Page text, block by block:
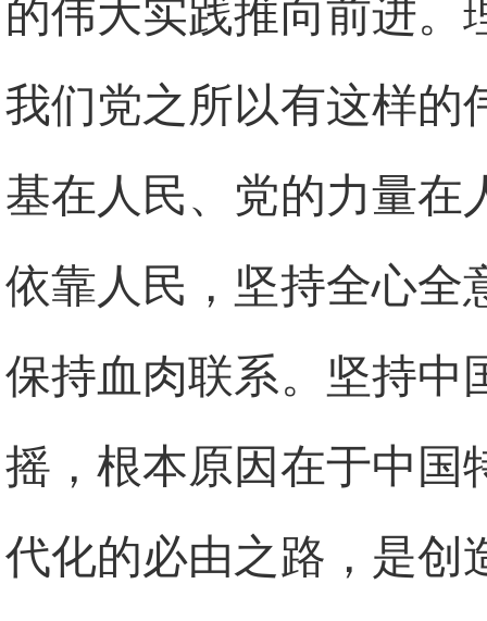
的伟大实践推向前进。
我们党之所以有这样的
基在人民、党的力量在
依靠人民，坚持全心全
保持血肉联系。坚持中
摇，根本原因在于中国
代化的必由之路，是创